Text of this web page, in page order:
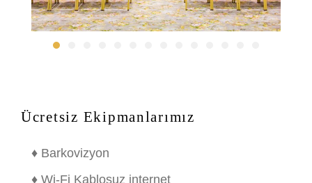
Ücretsiz Ekipmanlarımız
♦ Barkovizyon
♦ Wi-Fi Kablosuz internet